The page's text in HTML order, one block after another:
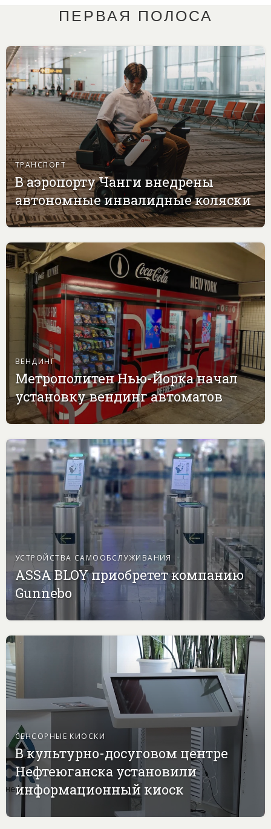
ПЕРВАЯ ПОЛОСА
ТРАНСПОРТ
В аэропорту Чанги внедрены
автономные инвалидные коляски
ВЕНДИНГ
Метрополитен Нью-Йорка начал
установку вендинг автоматов
УСТРОЙСТВА САМООБСЛУЖИВАНИЯ
ASSA BLOY приобретет компанию
Gunnebo
СЕНСОРНЫЕ КИОСКИ
В культурно-досуговом центре
Нефтеюганска установили
информационный киоск